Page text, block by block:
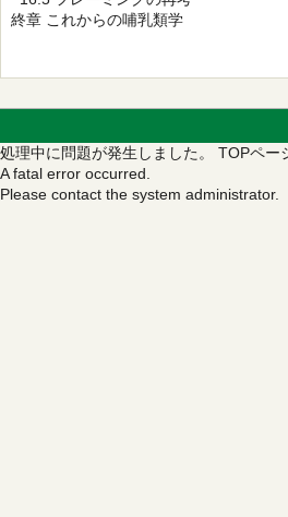
終章 これからの哺乳類学
処理中に問題が発生しました。 TOPペー
A fatal error occurred.
Please contact the system administrator.